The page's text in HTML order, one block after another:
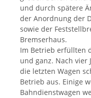
und durch spätere
der Anordnung der
sowie der
Bremserhaus.
Im Betrieb erfüllten
und ganz. Nach vier
die letzten Wagen
Betrieb aus. Einige
Bahndienstwagen